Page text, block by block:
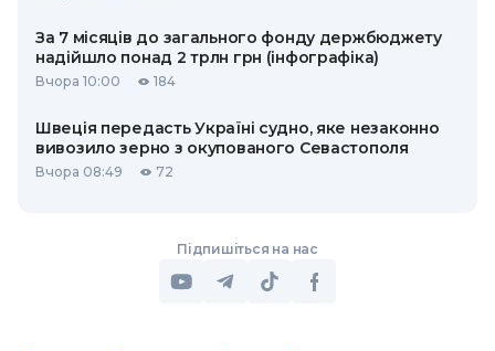
За 7 місяців до загального фонду держбюджету
надійшло понад 2 трлн грн (інфографіка)
Вчора 10:00 184
Швеція передасть Україні судно, яке незаконно
вивозило зерно з окупованого Севастополя
Вчора 08:49 72
Підпишіться на нас